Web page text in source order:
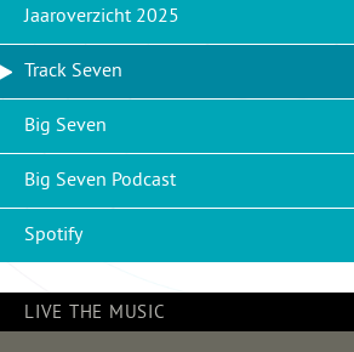
Jaaroverzicht 2025
Track Seven
Big Seven
Big Seven Podcast
Spotify
LIVE THE MUSIC